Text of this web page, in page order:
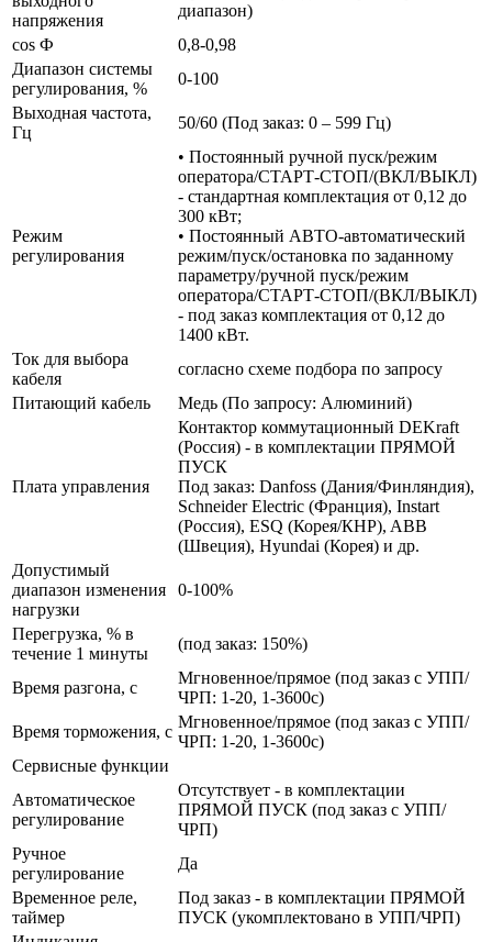
напряжения
диапазон)
cos Ф
0,8-0,98
Диапазон системы
регулирования, %
0-100
Выходная частота,
Гц
50/60 (Под заказ: 0 – 599 Гц)
Режим
регулирования
• Постоянный ручной пуск/режим
оператора/СТАРТ-СТОП/(ВКЛ/ВЫКЛ)
- стандартная комплектация от 0,12 до
300 кВт;
• Постоянный АВТО-автоматический
режим/пуск/остановка по заданному
параметру/ручной пуск/режим
оператора/СТАРТ-СТОП/(ВКЛ/ВЫКЛ)
- под заказ комплектация от 0,12 до
1400 кВт.
Ток для выбора
кабеля
согласно схеме подбора по запросу
Питающий кабель
Медь (По запросу: Алюминий)
Плата управления
Контактор коммутационный DEKraft
(Россия) - в комплектации ПРЯМОЙ
ПУСК
Под заказ: Danfoss (Дания/Финляндия),
Schneider Electric (Франция), Instart
(Россия), ESQ (Корея/КНР), ABB
(Швеция), Hyundai (Корея) и др.
Допустимый
диапазон изменения
нагрузки
0-100%
Перегрузка, % в
течение 1 минуты
(под заказ: 150%)
Время разгона, с
Мгновенное/прямое (под заказ с УПП/
ЧРП: 1-20, 1-3600с)
Время торможения, с
Мгновенное/прямое (под заказ с УПП/
ЧРП: 1-20, 1-3600с)
Сервисные функции
Автоматическое
регулирование
Отсутствует - в комплектации
ПРЯМОЙ ПУСК (под заказ с УПП/
ЧРП)
Ручное
регулирование
Да
Временное реле,
таймер
Под заказ - в комплектации ПРЯМОЙ
ПУСК (укомплектовано в УПП/ЧРП)